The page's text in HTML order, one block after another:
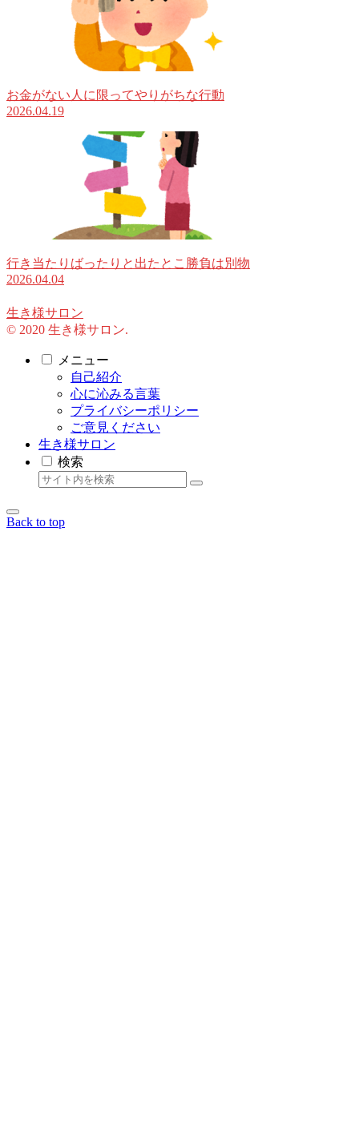
お金がない人に限ってやりがちな行動
2026.04.19
行き当たりばったりと出たとこ勝負は別物
2026.04.04
生き様サロン
© 2020 生き様サロン.
メニュー
自己紹介
心に沁みる言葉
プライバシーポリシー
ご意見ください
生き様サロン
検索
Back to top